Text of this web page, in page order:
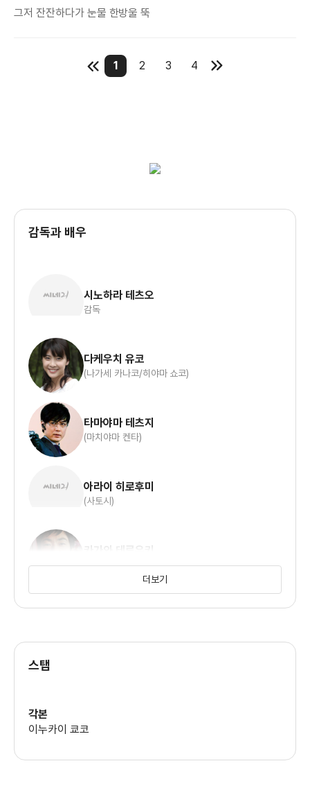
그저 잔잔하다가 눈물 한방울 뚝
1 2 3 4
감독과 배우
시노하라 테츠오
감독
다케우치 유코
(나가세 카나코/히야마 쇼코)
타마야마 테츠지
(마치야마 켄타)
아라이 히로후미
(사토시)
카가와 테루유키
(타키모토)
더보기
스탭
각본
이누카이 쿄코